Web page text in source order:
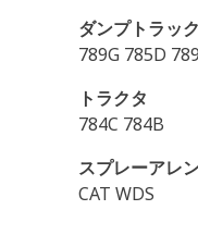
ダンプトラック
789G 785D
トラクタ
784C 784B
スプレーアレ
CAT WDS